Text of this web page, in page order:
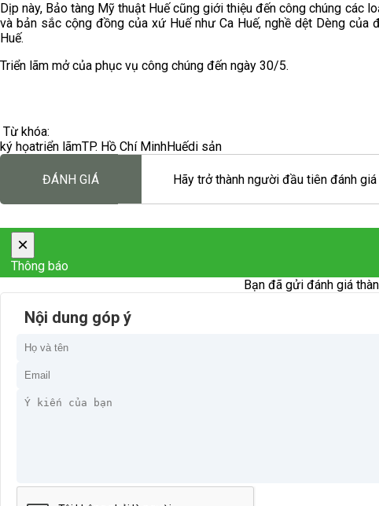
Dịp này, Bảo tàng Mỹ thuật Huế cũng giới thiệu đến công chúng các
và bản sắc cộng đồng của xứ Huế như Ca Huế, nghề dệt Dèng
Huế.
Triển lãm mở của phục vụ công chúng đến ngày 30/5.
Từ khóa:
ký họatriển lãmTP. Hồ Chí MinhHuếdi sản
ĐÁNH GIÁ Hãy trở thành người đầu tiên đánh
×
Thông báo
Bạn đã gửi đánh giá
Nội dung góp ý